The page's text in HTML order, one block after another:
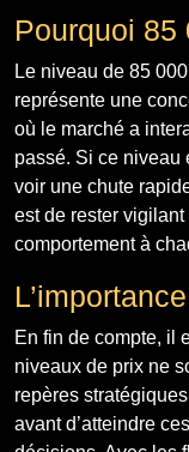
Pourquoi 85
Le niveau de 85
représente une
où le marché a
passé. Si ce niveau
voir une chute
est de rester
comportement à
En fin de compte, il
niveaux de prix ne
repères
avant d’atteindre